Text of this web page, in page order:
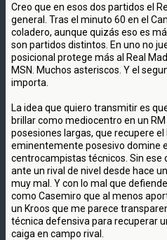
Creo que en esos dos partidos el
general. Tras el minuto 60 en el
coladero, aunque quizás eso es
son partidos distintos. En uno no
posicional protege más al Real
MSN. Muchos asteriscos. Y el
importa.
La idea que quiero transmitir es
brillar como mediocentro en un
posesiones largas, que recupere
eminentemente posesivo domine
centrocampistas técnicos. Sin ese
ante un rival de nivel desde hace
muy mal. Y con lo mal que
como Casemiro que al menos
un Kroos que me parece
técnica defensiva para recuperar
caiga en campo rival.